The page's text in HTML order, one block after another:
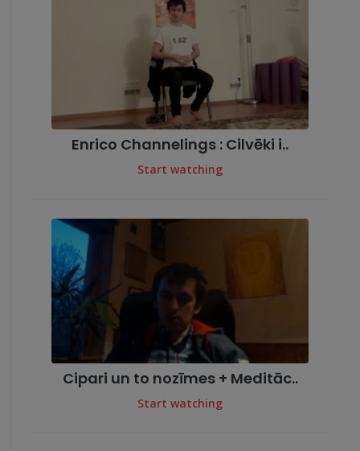
Enrico Channelings : Cilvēki i..
Start watching
Cipari un to nozīmes + Meditāc..
Start watching